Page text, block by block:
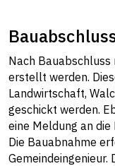
Nach Bauabschluss
erstellt werden.
Landwirtschaft,
geschickt werden.
eine Meldung an
Die Bauabnahme